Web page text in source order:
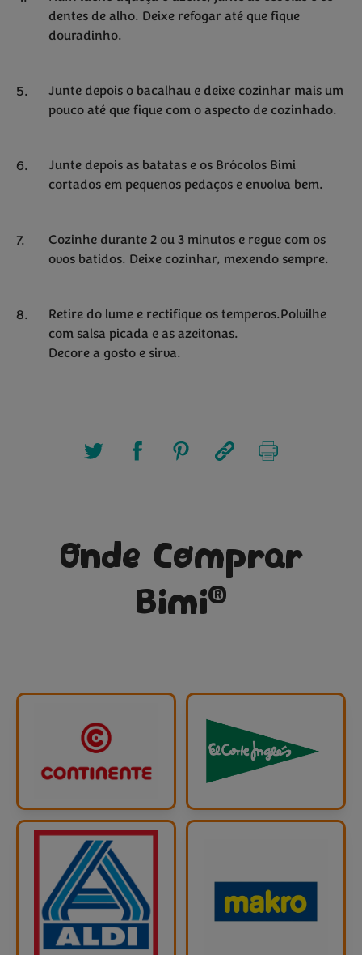
dentes de alho. Deixe refogar até que fique
douradinho.
Junte depois o bacalhau e deixe cozinhar mais um
pouco até que fique com o aspecto de cozinhado.
Junte depois as batatas e os Brócolos Bimi
cortados em pequenos pedaços e envolva bem.
Cozinhe durante 2 ou 3 minutos e regue com os
ovos batidos. Deixe cozinhar, mexendo sempre.
Retire do lume e rectifique os temperos.Polvilhe
com salsa picada e as azeitonas.
Decore a gosto e sirva.
Onde Comprar
Bimi®